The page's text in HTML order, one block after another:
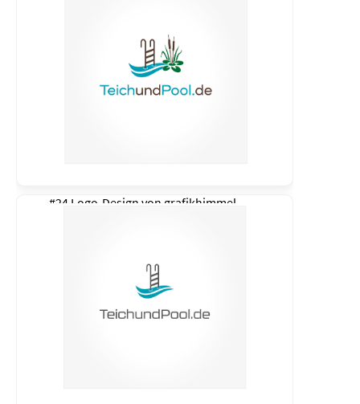
#24 Logo-Design von grafikhimmel